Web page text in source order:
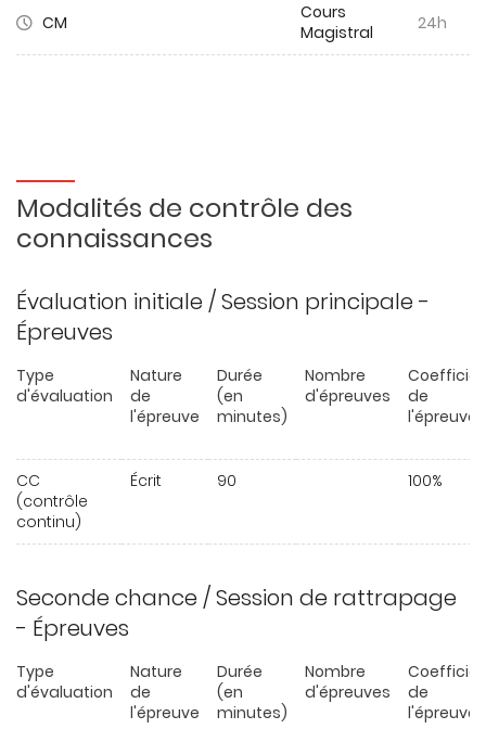
CM
Cours
Magistral
24h
Modalités de contrôle des
connaissances
Évaluation initiale / Session principale -
Épreuves
Type
d'évaluation
Nature
de
l'épreuve
Durée
(en
minutes)
Nombre
d'épreuves
de
l'épreuve
CC
(contrôle
continu)
Écrit 90 100%
Seconde chance / Session de rattrapage
- Épreuves
Type
d'évaluation
Nature
de
l'épreuve
Durée
(en
minutes)
Nombre
d'épreuves
de
l'épreuve